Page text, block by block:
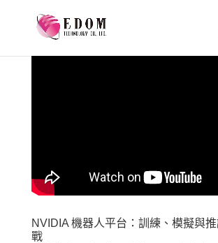
NVIDIA 機器人平台：訓練、模擬與
戰